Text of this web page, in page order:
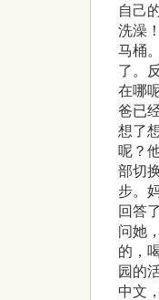
自己
洗澡
马桶
了。
在哪
爸已
想了
呢？
部切
步。
回答
问她
的，
园的
中文